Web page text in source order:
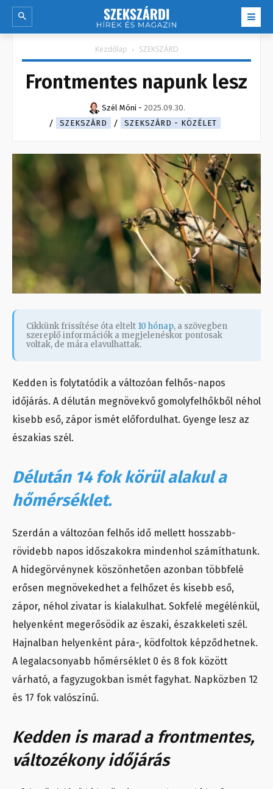
Kezdőlap SZEKSZÁRD
Frontmentes napunk lesz
Szél Móni - 2025.09.30.
SZEKSZÁRD
SZEKSZÁRD - KÖZÉLET
Cikkünk frissítése óta eltelt 10 hónap, a szövegben
szereplő információk a megjelenéskor pontosak
voltak, de mára elavulhattak.
Kedden is folytatódik a változóan felhős-napos
időjárás. A délután megnövekvő gomolyfelhőkből néhol
kisebb eső, zápor ismét előfordulhat. Gyenge lesz az
északias szél.
Délután 14 fok körül alakul a
hőmérséklet.
Szerdán a változóan felhős idő mellett hosszabb-
rövidebb napos időszakokra mindenhol számíthatunk.
A hidegörvénynek köszönhetően azonban többfelé
erősen megnövekedhet a felhőzet és kisebb eső,
zápor, néhol zivatar is kialakulhat. Sokfelé megélénkül,
helyenként megerősödik az északi, északkeleti szél.
Hajnalban helyenként pára-, ködfoltok képződhetnek.
A legalacsonyabb hőmérséklet 0 és 8 fok között
várható, a fagyzugokban ismét fagyhat. Napközben 12
és 17 fok valószínű.
Kedden is marad a frontmentes,
változékony időjárás